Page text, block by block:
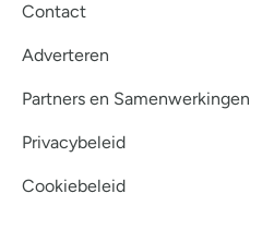
Contact
Adverteren
Partners en Samenwerkingen
Privacybeleid
Cookiebeleid